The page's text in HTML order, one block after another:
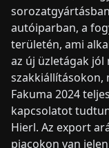
autóiparban, a
területén, ami
az új üzletágak
szakkiállításokon,
Fakuma 2024
kapcsolatot
Hierl. Az export
piacokon van